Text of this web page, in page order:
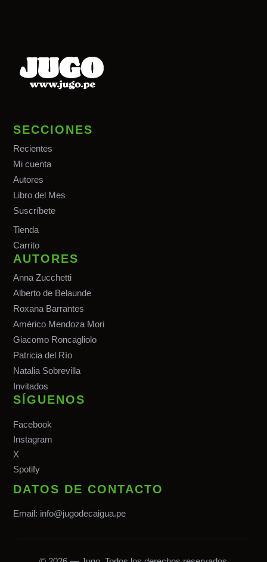
SECCIONES
Recientes
Mi cuenta
Autores
Libro del Mes
Suscríbete
Tienda
Carrito
AUTORES
Anna Zucchetti
Alberto de Belaunde
Roxana Barrantes
Américo Mendoza Mori
Giacomo Roncagliolo
Patricia del Río
Natalia Sobrevilla
Invitados
SÍGUENOS
Facebook
Instagram
X
Spotify
DATOS DE CONTACTO
Email: info@jugodecaigua.pe